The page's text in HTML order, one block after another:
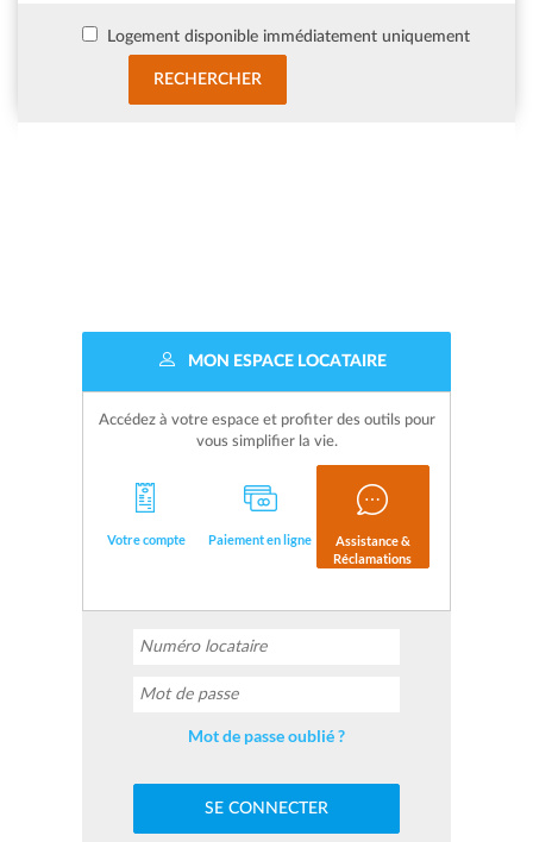
Logement disponible immédiatement uniquement
MON ESPACE LOCATAIRE
Accédez à votre espace et profiter des outils pour
vous simplifier la vie.
Votre compte Paiement en ligne
Assistance &
Réclamations
Mot de passe oublié ?